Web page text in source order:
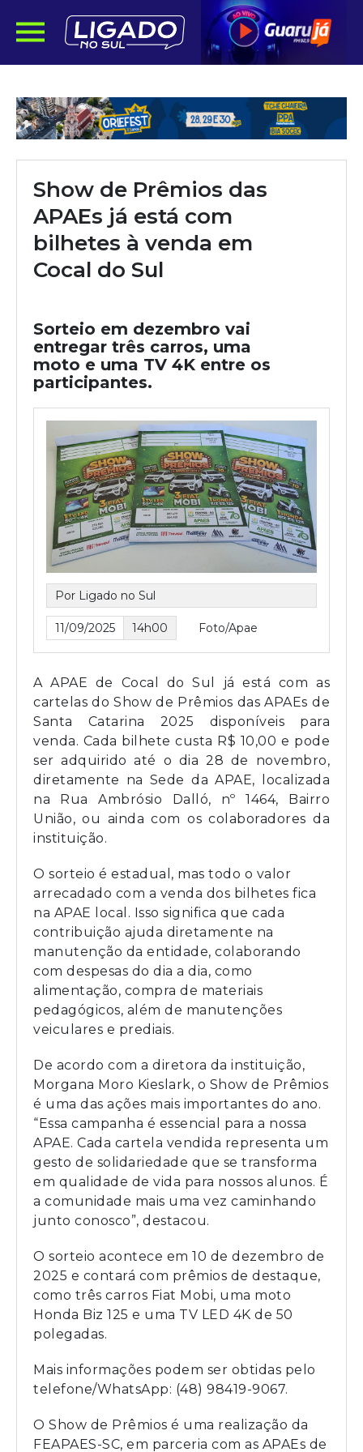
Show de Prêmios das
APAEs já está com
bilhetes à venda em
Cocal do Sul
Sorteio em dezembro vai
entregar três carros, uma
moto e uma TV 4K entre os
participantes.
Por Ligado no Sul
11/09/2025 14h00 Foto/Apae
A APAE de Cocal do Sul já está com as
cartelas do Show de Prêmios das APAEs de
Santa Catarina 2025 disponíveis para
venda. Cada bilhete custa R$ 10,00 e pode
ser adquirido até o dia 28 de novembro,
diretamente na Sede da APAE, localizada
na Rua Ambrósio Dalló, nº 1464, Bairro
União, ou ainda com os colaboradores da
instituição.
O sorteio é estadual, mas todo o valor
arrecadado com a venda dos bilhetes fica
na APAE local. Isso significa que cada
contribuição ajuda diretamente na
manutenção da entidade, colaborando
com despesas do dia a dia, como
alimentação, compra de materiais
pedagógicos, além de manutenções
veiculares e prediais.
De acordo com a diretora da instituição,
Morgana Moro Kieslark, o Show de Prêmios
é uma das ações mais importantes do ano.
“Essa campanha é essencial para a nossa
APAE. Cada cartela vendida representa um
gesto de solidariedade que se transforma
em qualidade de vida para nossos alunos. É
a comunidade mais uma vez caminhando
junto conosco”, destacou.
O sorteio acontece em 10 de dezembro de
2025 e contará com prêmios de destaque,
como três carros Fiat Mobi, uma moto
Honda Biz 125 e uma TV LED 4K de 50
polegadas.
Mais informações podem ser obtidas pelo
telefone/WhatsApp: (48) 98419-9067.
O Show de Prêmios é uma realização da
FEAPAES-SC, em parceria com as APAEs de